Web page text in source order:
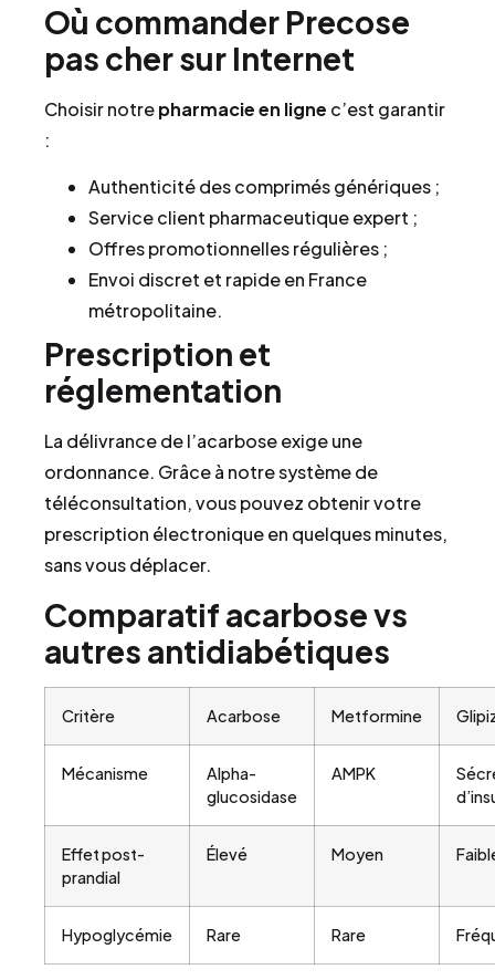
Où commander Precose
pas cher sur Internet
Choisir notrepharmacie en ligne c’est garantir
:
Authenticité des comprimés génériques ;
Service client pharmaceutique expert ;
Offres promotionnelles régulières ;
Envoi discret et rapide en France
métropolitaine.
Prescription et
réglementation
La délivrance de l’acarbose exige une
ordonnance. Grâce à notre système de
téléconsultation, vous pouvez obtenir votre
prescription électronique en quelques minutes,
sans vous déplacer.
Comparatif acarbose vs
autres antidiabétiques
Critère Acarbose Metformine
Mécanisme
Alpha-
glucosidase
AMPK
Effet post-
prandial
Élevé Moyen
Hypoglycémie Rare Rare